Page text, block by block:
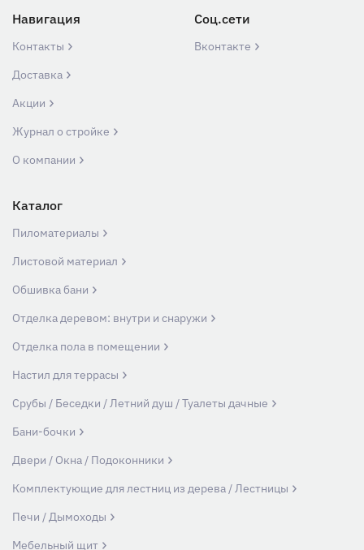
Навигация
Контакты
Доставка
Акции
Журнал о стройке
О компании
Соц.сети
Вконтакте
Каталог
Пиломатериалы
Листовой материал
Обшивка бани
Отделка деревом: внутри и снаружи
Отделка пола в помещении
Настил для террасы
Срубы / Беседки / Летний душ / Туалеты дачные
Бани-бочки
Двери / Окна / Подоконники
Комплектующие для лестниц из дерева / Лестницы
Печи / Дымоходы
Мебельный щит